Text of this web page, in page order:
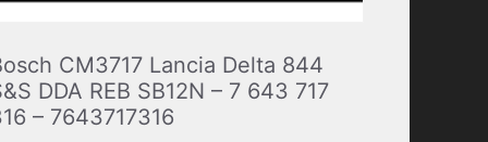
CM3717 Lancia Delta 844
DDA REB SB12N – 7 643 717
– 7643717316